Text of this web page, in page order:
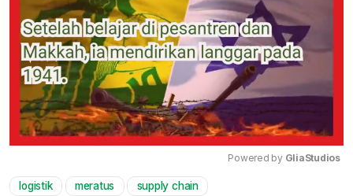
Powered by GliaStudios
logistik meratus supply chain